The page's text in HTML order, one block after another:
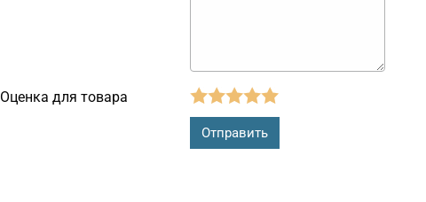
Оценка для товара